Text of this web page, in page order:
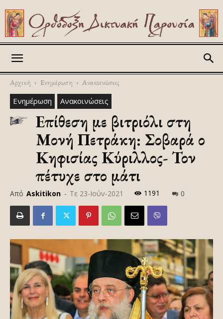
Αρχική Ενημέρωση Ανακοινώσεις
Ενημέρωση Ανακοινώσεις
Επίθεση με βιτριόλι στη
Μονή Πετράκη: Σοβαρά ο
Κηφισίας Κύριλλος- Τον
πέτυχε στο μάτι
Από Askitikon - Τε 23-Ιούν-2021 1191 0